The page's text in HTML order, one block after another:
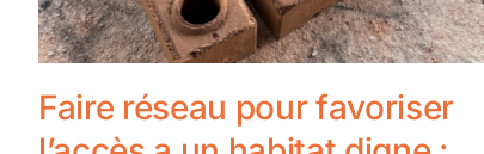
Faire réseau pour favoriser